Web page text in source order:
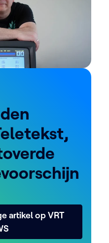
artikel op VRT